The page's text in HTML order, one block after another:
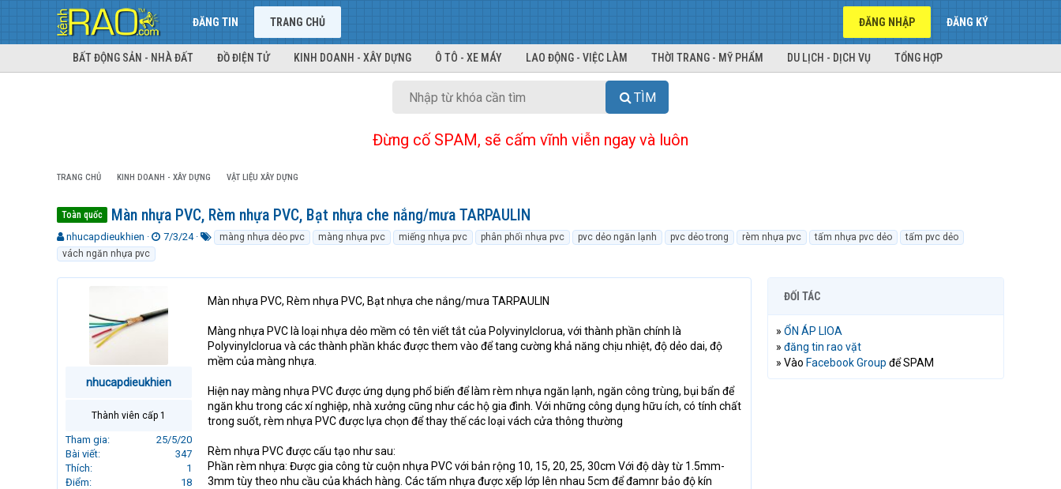
ĐĂNG TIN TRANG CHỦ ĐĂNG NHẬP ĐĂNG KÝ
BẤT ĐỘNG SẢN - NHÀ ĐẤT ĐỒ ĐIỆN TỬ KINH DOANH - XÂY DỰNG Ô TÔ - XE MÁY LAO ĐỘNG - VIỆC LÀM THỜI TRANG - MỸ PHẨM DU LỊCH - DỊCH VỤ TỔNG HỢP
TÌM
Đừng cố SPAM, sẽ cấm vĩnh viễn ngay và luôn
TRANG CHỦ KINH DOANH - XÂY DỰNG VẬT LIỆU XÂY DỰNG
Toàn quốc Màn nhựa PVC, Rèm nhựa PVC, Bạt nhựa che nắng/mưa TARPAULIN
T
h
r
e
nhucapdieukhien
N
y
ử
i
7/3/24
h
a
màng nhựa dẻo pvc màng nhựa pvc miếng nhựa pvc phân phối nhựa pvc pvc dẻo ngăn lạnh pvc dẻo trong rèm nhựa pvc tấm nhựa pvc dẻo
tấm pvc dẻo
vách ngăn nhựa pvc
nhucapdieukhien
Thành viên cấp 1
Tham gia
25/5/20
Bài viết
347
Thích
1
Điểm
18
Màn nhựa PVC, Rèm nhựa PVC, Bạt nhựa che nắng/mưa TARPAULIN
Màng nhựa PVC là loại nhựa dẻo mềm có tên viết tắt của Polyvinylclorua, với thành phần chính là
Polyvinylclorua và các thành phần khác được them vào để tang cường khả năng chịu nhiệt, độ dẻo dai, độ
mềm của màng nhựa.
Hiện nay màng nhựa PVC được ứng dụng phổ biến để làm rèm nhựa ngăn lạnh, ngăn công trùng, bụi bẩn để
ngăn khu trong các xí nghiệp, nhà xưởng cũng như các hộ gia đình. Với những công dụng hữu ích, có tính chất
trong suốt, rèm nhựa PVC được lựa chọn để thay thế các loại vách cửa thông thường
Rèm nhựa PVC được cấu tạo như sau:
Phần rèm nhựa: Được gia công từ cuộn nhựa PVC với bản rộng 10, 15, 20, 25, 30cm Với độ dày từ 1.5mm-
3mm tùy theo nhu cầu của khách hàng. Các tấm nhựa được xếp lớp lên nhau 5cm để đamnr bảo độ kín
ĐỐI TÁC
» ỔN ÁP LIOA
» đăng tin rao vặt
» Vào Facebook Group để SPAM